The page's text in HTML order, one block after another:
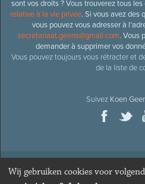
sont vos droits ? Vous trouverez tous
relative à la vie privée. Si vous avez des
vous pouvez vous adresser à
secretariaat.geens@gmail.com. Vous
demander à supprimer vos
Vous pouvez toujours vous rétracter et
de la liste de
Suivez Koen
Wij gebruiken cookies voor